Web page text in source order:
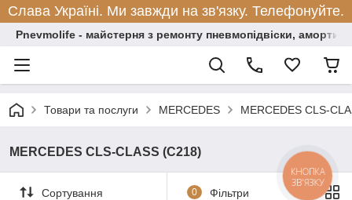
Слава Україні. Ми завжди на зв'язку. Телефонуйте.
Pnevmolife - майстерня з ремонту пневмопідвіски,
Товари та послуги MERCEDES MERCEDES CLS-
MERCEDES CLS-CLASS (C218)
Сортування 0 Фільтри
КНОПКА
ЗВ'ЯЗКУ